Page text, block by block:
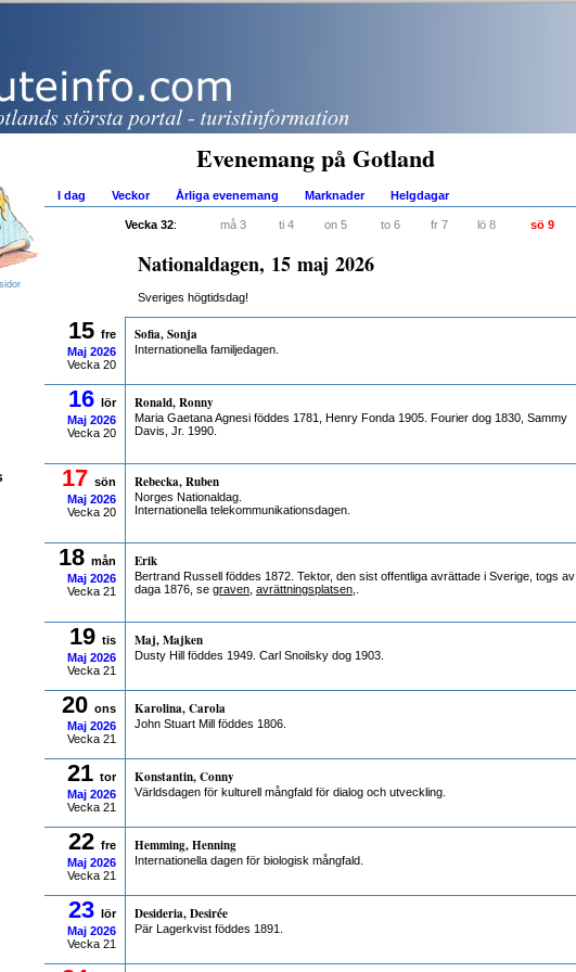
Evenemang på Gotland
I dag Veckor Årliga evenemang Marknader Helgdagar
Vecka 32: må 3 ti 4 on 5 to 6 fr 7 lö 8 sö 9
Nationaldagen, 15 maj 2026
Sveriges högtidsdag!
15 fre
Maj 2026
Vecka 20
Sofia, Sonja
Internationella familjedagen.
16 lör
Maj 2026
Vecka 20
Ronald, Ronny
Maria Gaetana Agnesi föddes 1781, Henry Fonda 1905. Fourier dog 1830, Sammy
Davis, Jr. 1990.
17 sön
Maj 2026
Vecka 20
Rebecka, Ruben
Norges Nationaldag.
Internationella telekommunikationsdagen.
18 mån
Maj 2026
Vecka 21
Erik
Bertrand Russell föddes 1872. Tektor, den sist offentliga avrättade i Sverige, togs av
daga 1876, se graven avrättningsplatsen
19 tis
Maj 2026
Vecka 21
Maj, Majken
Dusty Hill föddes 1949. Carl Snoilsky dog 1903.
20 ons
Maj 2026
Vecka 21
Karolina, Carola
John Stuart Mill föddes 1806.
21 tor
Maj 2026
Vecka 21
Konstantin, Conny
Världsdagen för kulturell mångfald för dialog och utveckling.
22 fre
Maj 2026
Vecka 21
Hemming, Henning
Internationella dagen för biologisk mångfald.
23 lör
Maj 2026
Vecka 21
Desideria, Desirée
Pär Lagerkvist föddes 1891.